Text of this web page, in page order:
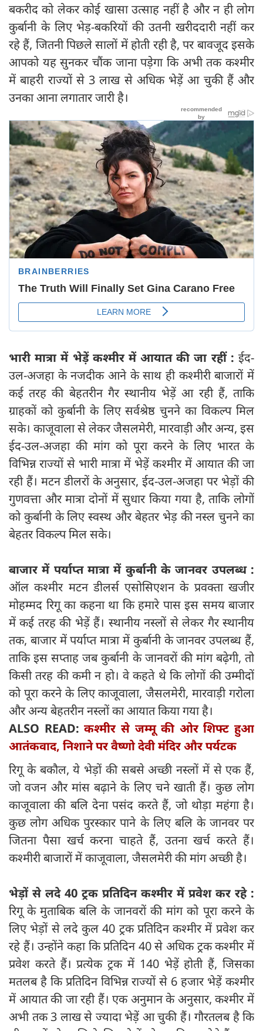
बकरीद को लेकर कोई खासा उत्साह नहीं है और न ही लोग
कुर्बानी के लिए भेड़-बकरियों की उतनी खरीददारी नहीं कर
रहे हैं, जितनी पिछले सालों में होती रही है, पर बावजूद इसके
आपको यह सुनकर चौंक जाना पड़ेगा कि अभी तक कश्मीर
में बाहरी राज्यों से 3 लाख से अधिक भेड़ें आ चुकी हैं और
उनका आना लगातार जारी है।
भारी मात्रा में भेड़ें कश्मीर में आयात की जा रहीं : ईद-
उल-अजहा के नजदीक आने के साथ ही कश्मीरी बाजारों में
कई तरह की बेहतरीन गैर स्थानीय भेड़ें आ रही हैं, ताकि
ग्राहकों को कुर्बानी के लिए सर्वश्रेष्ठ चुनने का विकल्प मिल
सके। काजूवाला से लेकर जैसलमेरी, मारवाड़ी और अन्य, इस
ईद-उल-अजहा की मांग को पूरा करने के लिए भारत के
विभिन्न राज्यों से भारी मात्रा में भेड़ें कश्मीर में आयात की जा
रही हैं। मटन डीलरों के अनुसार, ईद-उल-अजहा पर भेड़ों की
गुणवत्ता और मात्रा दोनों में सुधार किया गया है, ताकि लोगों
को कुर्बानी के लिए स्वस्थ और बेहतर भेड़ की नस्ल चुनने का
बेहतर विकल्प मिल सके।
बाजार में पर्याप्त मात्रा में कुर्बानी के जानवर उपलब्ध :
ऑल कश्मीर मटन डीलर्स एसोसिएशन के प्रवक्ता खजीर
मोहम्मद रिगू का कहना था कि हमारे पास इस समय बाजार
में कई तरह की भेड़ें हैं। स्थानीय नस्लों से लेकर गैर स्थानीय
तक, बाजार में पर्याप्त मात्रा में कुर्बानी के जानवर उपलब्ध हैं,
ताकि इस सप्ताह जब कुर्बानी के जानवरों की मांग बढ़ेगी, तो
किसी तरह की कमी न हो। वे कहते थे कि लोगों की उम्मीदों
को पूरा करने के लिए काजूवाला, जैसलमेरी, मारवाड़ी गरोला
और अन्य बेहतरीन नस्लों का आयात किया गया है।
ALSO READ:कश्मीर से जम्मू की ओर शिफ्ट हुआ
आतंकवाद, निशाने पर वैष्णो देवी मंदिर और पर्यटक
रिगू के बकौल, ये भेड़ों की सबसे अच्छी नस्लों में से एक हैं,
जो वजन और मांस बढ़ाने के लिए चने खाती हैं। कुछ लोग
काजूवाला की बलि देना पसंद करते हैं, जो थोड़ा महंगा है।
कुछ लोग अधिक पुरस्कार पाने के लिए बलि के जानवर पर
जितना पैसा खर्च करना चाहते हैं, उतना खर्च करते हैं।
कश्मीरी बाजारों में काजूवाला, जैसलमेरी की मांग अच्छी है।
भेड़ों से लदे 40 ट्रक प्रतिदिन कश्मीर में प्रवेश कर रहे :
रिगू के मुताबिक बलि के जानवरों की मांग को पूरा करने के
लिए भेड़ों से लदे कुल 40 ट्रक प्रतिदिन कश्मीर में प्रवेश कर
रहे हैं। उन्होंने कहा कि प्रतिदिन 40 से अधिक ट्रक कश्मीर में
प्रवेश करते हैं। प्रत्येक ट्रक में 140 भेड़ें होती हैं, जिसका
मतलब है कि प्रतिदिन विभिन्न राज्यों से 6 हजार भेड़ें कश्मीर
में आयात की जा रही हैं। एक अनुमान के अनुसार, कश्मीर में
अभी तक 3 लाख से ज्यादा भेड़ें आ चुकी हैं। गौरतलब है कि